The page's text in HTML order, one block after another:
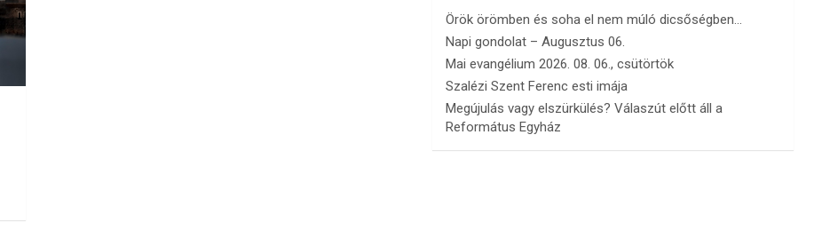
Örök örömben és soha el nem múló dicsőségben…
Napi gondolat – Augusztus 06.
Mai evangélium 2026. 08. 06., csütörtök
Szalézi Szent Ferenc esti imája
Megújulás vagy elszürkülés? Válaszút előtt áll a
Református Egyház